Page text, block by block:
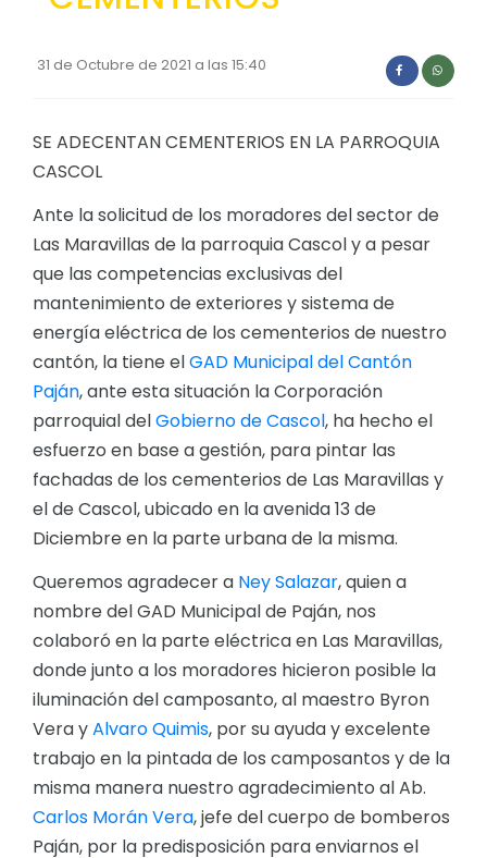
31 de Octubre de 2021 a las 15:40
SE ADECENTAN CEMENTERIOS EN LA PARROQUIA
CASCOL
Ante la solicitud de los moradores del sector de
Las Maravillas de la parroquia Cascol y a pesar
que las competencias exclusivas del
mantenimiento de exteriores y sistema de
energía eléctrica de los cementerios de nuestro
cantón, la tiene elGAD Municipal del Cantón
Paján, ante esta situación la Corporación
parroquial delGobierno de Cascol, ha hecho el
esfuerzo en base a gestión, para pintar las
fachadas de los cementerios de Las Maravillas y
el de Cascol, ubicado en la avenida 13 de
Diciembre en la parte urbana de la misma.
Queremos agradecer a Ney Salazar, quien a
nombre del GAD Municipal de Paján, nos
colaboró en la parte eléctrica en Las Maravillas,
donde junto a los moradores hicieron posible la
iluminación del camposanto, al maestro Byron
Vera yAlvaro Quimis, por su ayuda y excelente
trabajo en la pintada de los camposantos y de la
misma manera nuestro agradecimiento al Ab.
Carlos Morán Vera, jefe del cuerpo de bomberos
Paján, por la predisposición para enviarnos el